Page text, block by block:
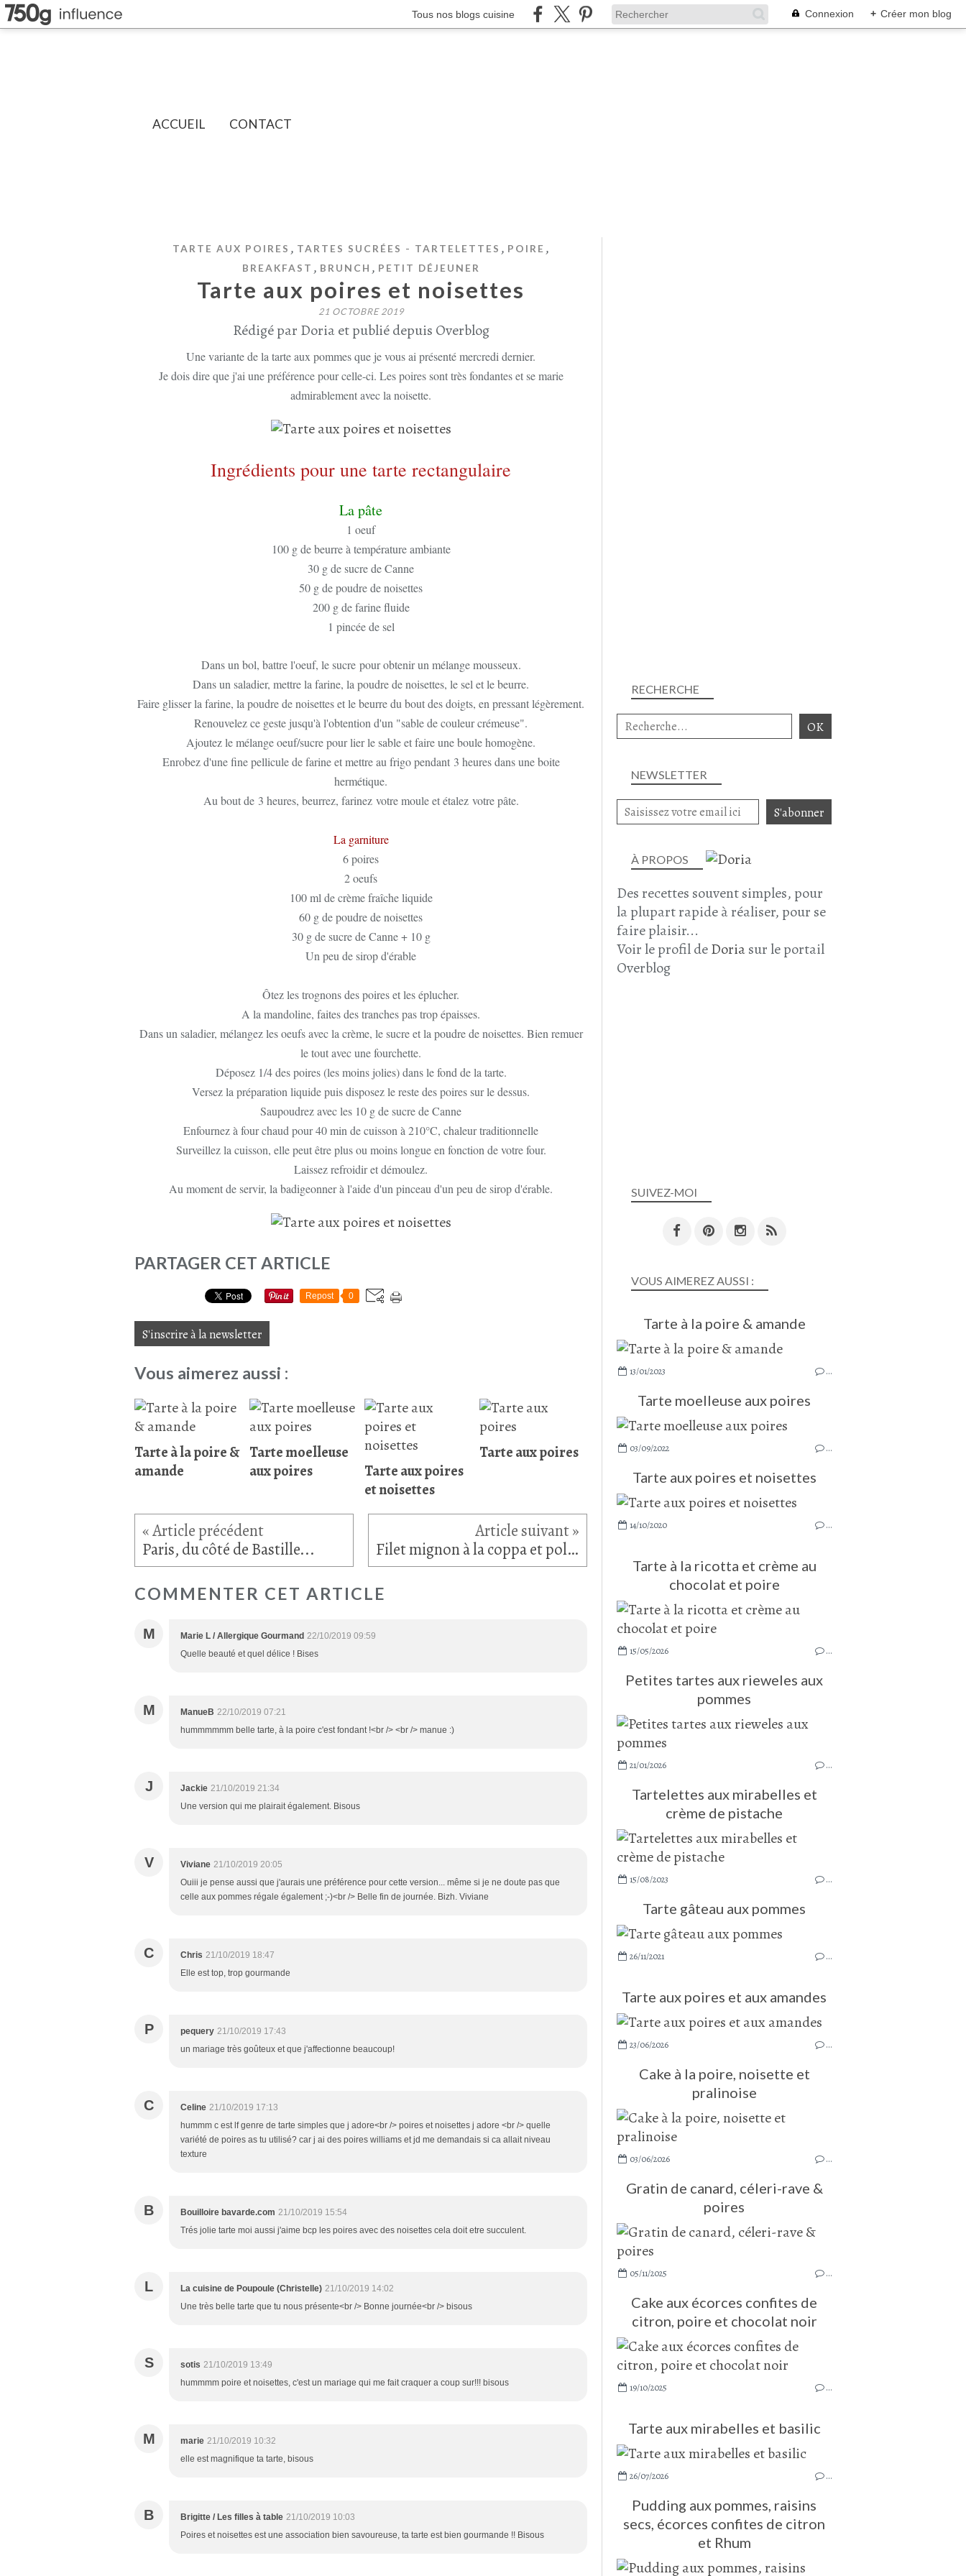
Tous nos blogs cuisine Connexion + Créer mon blog
ACCUEIL CONTACT
TARTE AUX POIRES , TARTES SUCRÉES - TARTELETTES , POIRE ,
BREAKFAST , BRUNCH , PETIT DÉJEUNER
Tarte aux poires et noisettes
21 OCTOBRE 2019
Rédigé par Doria et publié depuis Overblog
Une variante de la tarte aux pommes que je vous ai présenté mercredi dernier.
Je dois dire que j'ai une préférence pour celle-ci. Les poires sont très fondantes et se marie
admirablement avec la noisette.
Ingrédients pour une tarte rectangulaire
La pâte
1 oeuf
100 g de beurre à température ambiante
30 g de sucre de Canne
50 g de poudre de noisettes
200 g de farine fluide
1 pincée de sel
Dans un bol, battre l'oeuf, le sucre pour obtenir un mélange mousseux.
Dans un saladier, mettre la farine, la poudre de noisettes, le sel et le beurre.
Faire glisser la farine, la poudre de noisettes et le beurre du bout des doigts, en pressant légèrement.
Renouvelez ce geste jusqu'à l'obtention d'un "sable de couleur crémeuse".
Ajoutez le mélange oeuf/sucre pour lier le sable et faire une boule homogène.
Enrobez d'une fine pellicule de farine et mettre au frigo pendant 3 heures dans une boite
hermétique.
Au bout de 3 heures, beurrez, farinez votre moule et étalez votre pâte.
La garniture
6 poires
2 oeufs
100 ml de crème fraîche liquide
60 g de poudre de noisettes
30 g de sucre de Canne + 10 g
Un peu de sirop d'érable
Ôtez les trognons des poires et les éplucher.
A la mandoline, faites des tranches pas trop épaisses.
Dans un saladier, mélangez les oeufs avec la crème, le sucre et la poudre de noisettes. Bien remuer
le tout avec une fourchette.
Déposez 1/4 des poires (les moins jolies) dans le fond de la tarte.
Versez la préparation liquide puis disposez le reste des poires sur le dessus.
Saupoudrez avec les 10 g de sucre de Canne
Enfournez à four chaud pour 40 min de cuisson à 210°C, chaleur traditionnelle
Surveillez la cuisson, elle peut être plus ou moins longue en fonction de votre four.
Laissez refroidir et démoulez.
Au moment de servir, la badigeonner à l'aide d'un pinceau d'un peu de sirop d'érable.
PARTAGER CET ARTICLE
Repost 0
S'inscrire à la newsletter
Vous aimerez aussi :
Tarte à la poire &
amande
Tarte moelleuse
aux poires
Tarte aux poires
et noisettes
Tarte aux poires
Paris, du côté de Bastille... Filet mignon à la coppa et polenta crémeuse au Brie de Melun
COMMENTER CET ARTICLE
M Marie L / Allergique Gourmand 22/10/2019 09:59
Quelle beauté et quel délice ! Bises
M ManueB 22/10/2019 07:21
hummmmmm belle tarte, à la poire c'est fondant !<br /> <br /> manue :)
J Jackie 21/10/2019 21:34
Une version qui me plairait également. Bisous
V Viviane 21/10/2019 20:05
Ouiii je pense aussi que j'aurais une préférence pour cette version... même si je ne doute pas que
celle aux pommes régale également ;-)<br /> Belle fin de journée. Bizh. Viviane
C Chris 21/10/2019 18:47
Elle est top, trop gourmande
P pequery 21/10/2019 17:43
un mariage très goûteux et que j'affectionne beaucoup!
C Celine 21/10/2019 17:13
hummm c est lf genre de tarte simples que j adore<br /> poires et noisettes j adore <br /> quelle
variété de poires as tu utilisé? car j ai des poires williams et jd me demandais si ca allait niveau
texture
B Bouilloire bavarde.com 21/10/2019 15:54
Trés jolie tarte moi aussi j'aime bcp les poires avec des noisettes cela doit etre succulent.
L La cuisine de Poupoule (Christelle) 21/10/2019 14:02
Une très belle tarte que tu nous présente<br /> Bonne journée<br /> bisous
S sotis 21/10/2019 13:49
hummmm poire et noisettes, c'est un mariage qui me fait craquer a coup sur!!! bisous
M marie 21/10/2019 10:32
elle est magnifique ta tarte, bisous
B Brigitte / Les filles à table 21/10/2019 10:03
Poires et noisettes est une association bien savoureuse, ta tarte est bien gourmande !! Bisous
NEWSLETTER
SUIVEZ-MOI
RECHERCHE
À PROPOS
Des recettes souvent simples, pour
la plupart rapide à réaliser, pour se
faire plaisir...
Voir le profil deDoriasur le portail
Overblog
VOUS AIMEREZ AUSSI :
Tarte à la poire & amande
13/01/2023 …
Tarte moelleuse aux poires
03/09/2022 …
Tarte aux poires et noisettes
14/10/2020 …
Tarte à la ricotta et crème au
chocolat et poire
15/05/2026 …
Petites tartes aux rieweles aux
pommes
21/01/2026 …
Tartelettes aux mirabelles et
crème de pistache
15/08/2023 …
Tarte gâteau aux pommes
26/11/2021 …
Tarte aux poires et aux amandes
23/06/2026 …
Cake à la poire, noisette et
pralinoise
03/06/2026 …
Gratin de canard, céleri-rave &
poires
05/11/2025 …
Cake aux écorces confites de
citron, poire et chocolat noir
19/10/2025 …
Tarte aux mirabelles et basilic
26/07/2026 …
Pudding aux pommes, raisins
secs, écorces confites de citron
et Rhum